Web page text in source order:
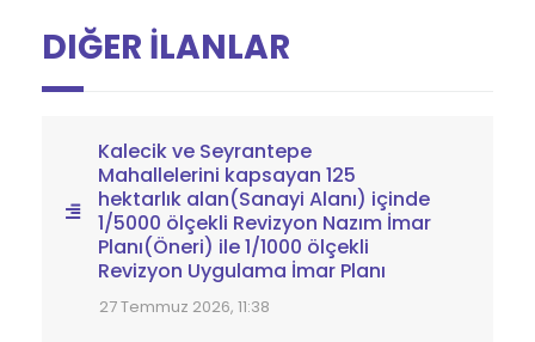
DIĞER İLANLAR
Kalecik ve Seyrantepe
Mahallelerini kapsayan 125
hektarlık alan(Sanayi Alanı) içinde
1/5000 ölçekli Revizyon Nazım İmar
Planı(Öneri) ile 1/1000 ölçekli
Revizyon Uygulama İmar Planı
27 Temmuz 2026, 11:38